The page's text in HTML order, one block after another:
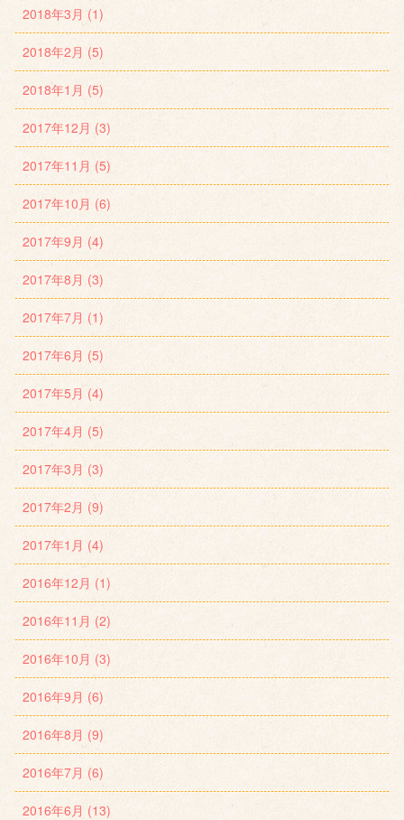
2018年3月 (1)
2018年2月 (5)
2018年1月 (5)
2017年12月 (3)
2017年11月 (5)
2017年10月 (6)
2017年9月 (4)
2017年8月 (3)
2017年7月 (1)
2017年6月 (5)
2017年5月 (4)
2017年4月 (5)
2017年3月 (3)
2017年2月 (9)
2017年1月 (4)
2016年12月 (1)
2016年11月 (2)
2016年10月 (3)
2016年9月 (6)
2016年8月 (9)
2016年7月 (6)
2016年6月 (13)